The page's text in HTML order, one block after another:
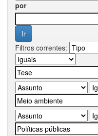
por
Filtros correntes: